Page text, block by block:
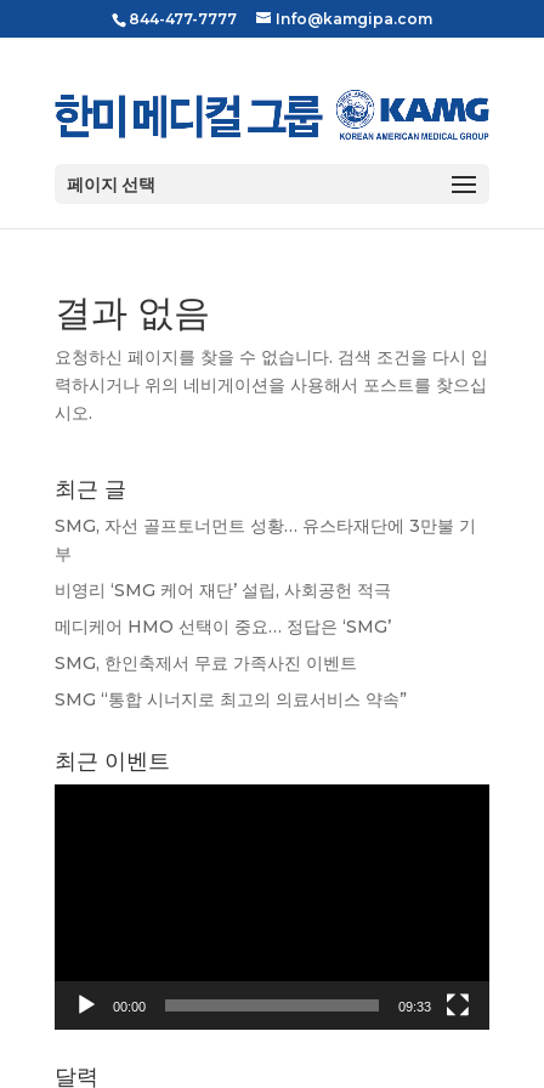
844-477-7777 Info@kamgipa.com
페이지 선택
결과 없음
요청하신 페이지를 찾을 수 없습니다. 검색 조건을 다시 입
력하시거나 위의 네비게이션을 사용해서 포스트를 찾으십
시오.
최근 글
SMG, 자선 골프토너먼트 성황… 유스타재단에 3만불 기
부
비영리 ‘SMG 케어 재단’ 설립, 사회공헌 적극
메디케어 HMO 선택이 중요… 정답은 ‘SMG’
SMG, 한인축제서 무료 가족사진 이벤트
SMG “통합 시너지로 최고의 의료서비스 약속”
최근 이벤트
00:00 09:33
달력